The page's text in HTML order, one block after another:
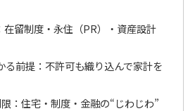
在留制度・永住（PR）・資産設計
る前提：不許可も織り込んで家計を
：住宅・制度・金融の“じわじわ”